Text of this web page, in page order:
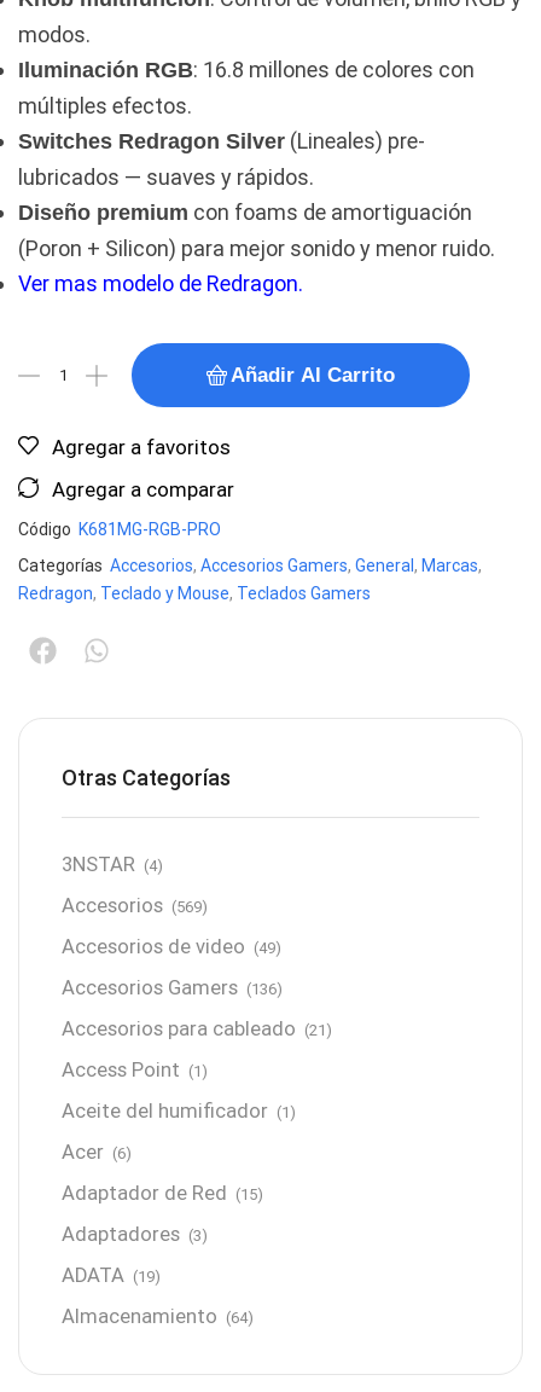
modos.
Iluminación RGB: 16.8 millones de colores con
múltiples efectos.
Switches Redragon Silver (Lineales) pre-
lubricados — suaves y rápidos.
Diseño premium con foams de amortiguación
(Poron + Silicon) para mejor sonido y menor ruido.
Ver mas modelo de Redragon.
Añadir Al Carrito
Agregar a favoritos
Agregar a comparar
Código K681MG-RGB-PRO
Categorías Accesorios, Accesorios Gamers, General , Marcas,
Redragon, Teclado y Mouse, Teclados Gamers
Otras Categorías
3NSTAR (4)
Accesorios (569)
Accesorios de video (49)
Accesorios Gamers (136)
Accesorios para cableado (21)
Access Point (1)
Aceite del humificador (1)
Acer (6)
Adaptador de Red (15)
Adaptadores (3)
ADATA (19)
Almacenamiento (64)